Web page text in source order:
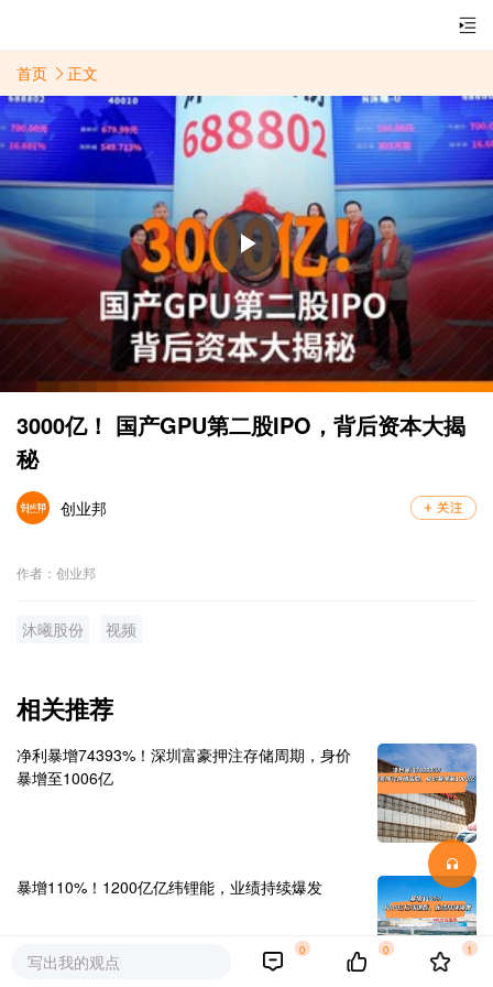
首页 正文
Play
Video
3000亿！ 国产GPU第二股IPO，背后资本大揭
秘
创业邦
作者：创业邦
沐曦股份 视频
相关推荐
净利暴增74393%！深圳富豪押注存储周期，身价
暴增至1006亿
暴增110%！1200亿亿纬锂能，业绩持续爆发
写出我的观点
0 0 1